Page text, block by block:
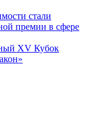
стали
премии в сфере
XV Кубок